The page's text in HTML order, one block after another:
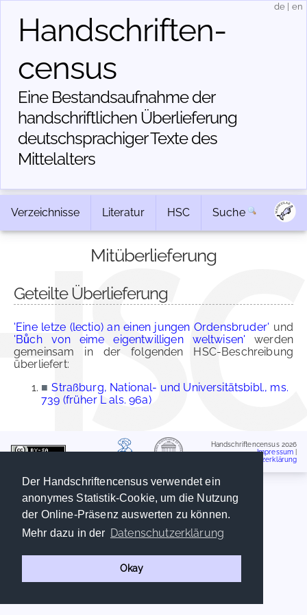
Der Handschriftencensus verwendet ein
anonymes Statistik-Cookie, um die Nutzung
der Online-Präsenz auswerten zu können.
Mehr dazu in der Datenschutzerklärung
Okay
Handschriften­
census
Eine Bestandsaufnahme der
handschriftlichen Über­lieferung
deutschsprachiger Texte des
Mittelalters
de en
Verzeichnisse Literatur HSC Suche
Mitüberlieferung
Geteilte Überlieferung
'Eine letze (lectio) an einen jungen Ordensbruder' und
'Bůch von eime eigentwilligen weltwisen' werden
gemeinsam in der folgenden HSC-Beschreibung
überliefert:
■ Straßburg, National- und Universitätsbibl., ms.
739 (früher L als. 96a)
Handschriftencensus 2026
Impressum
Datenschutzerklärung